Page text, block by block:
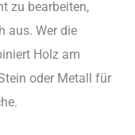
zu bearbeiten,
aus. Wer die
Holz am
oder Metall für